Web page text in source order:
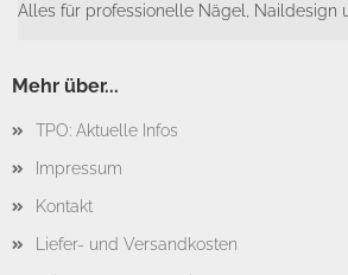
Alles für professionelle Nägel, Naildesign
Mehr über...
TPO: Aktuelle Infos
Impressum
Kontakt
Liefer- und Versandkosten